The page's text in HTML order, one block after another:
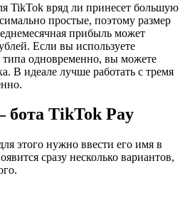
TikTok вряд ли принесет большую
простые, поэтому размер
прибыль может
Если вы используете
типа одновременно, вы можете
В идеале лучше работать с тремя
бота TikTok Pay
этого нужно ввести его имя в
сразу несколько вариантов,